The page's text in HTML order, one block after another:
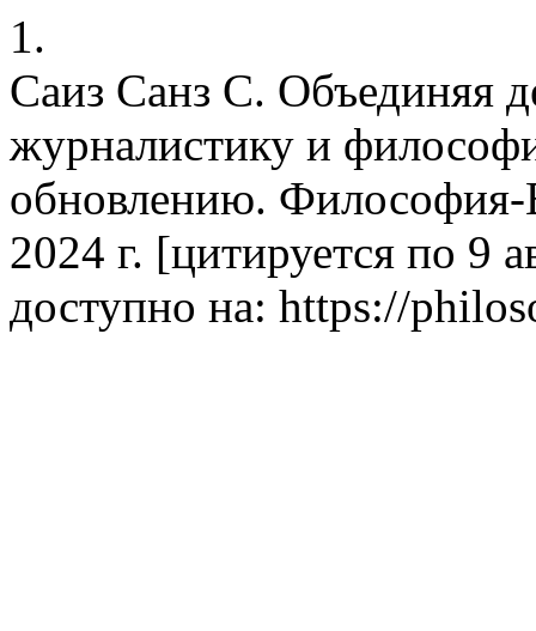
1.
Саиз Санз С. Объединяя
журналистику и
обновлению.
2024 г. [цитируется по 9
доступно на: https://